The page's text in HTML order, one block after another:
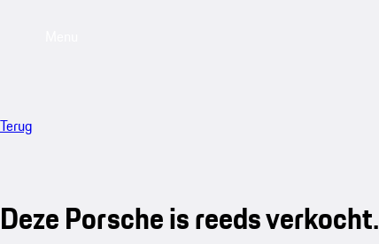
Terug
Deze Porsche is reeds verkocht.